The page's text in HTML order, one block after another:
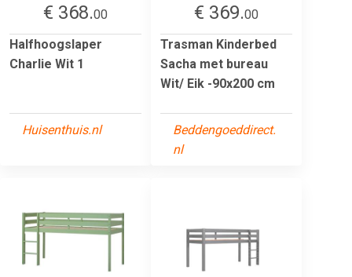
€ 368.00
Halfhoogslaper
Charlie Wit 1
Huisenthuis.nl
€ 369.00
Trasman Kinderbed
Sacha met bureau
Wit/ Eik -90x200 cm
Beddengoeddirect.
nl